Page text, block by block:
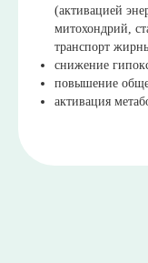
(активацией
митохондрий,
транспорт
снижение
повышение
активация